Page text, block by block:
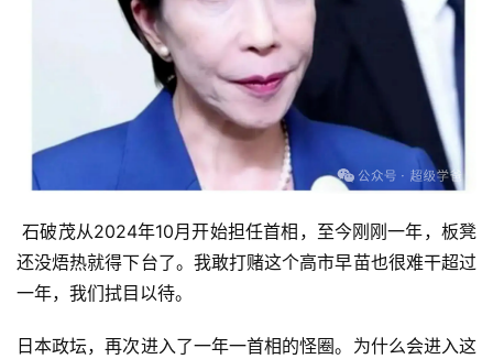
石破茂从2024年10月开始担任首相，至今刚刚一年，板凳
还没焐热就得下台了。我敢打赌这个高市早苗也很难干超过
一年，我们拭目以待。
日本政坛，再次进入了一年一首相的怪圈。为什么会进入这